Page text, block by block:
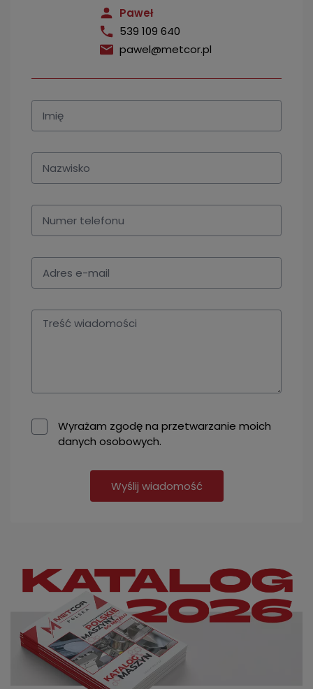
Paweł
539 109 640
pawel@metcor.pl
Wyrażam zgodę na przetwarzanie moich
danych osobowych.
Wyślij wiadomość